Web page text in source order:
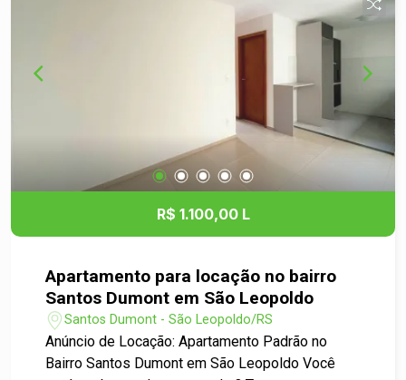
R$ 1.100,00 L
Apartamento para locação no bairro
Santos Dumont em São Leopoldo
Santos Dumont - São Leopoldo/RS
Anúncio de Locação: Apartamento Padrão no
Bairro Santos Dumont em São Leopoldo Você